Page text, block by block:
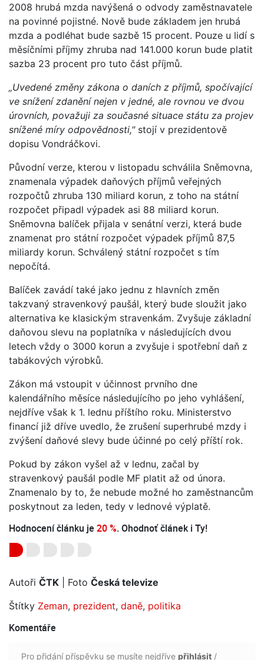
2008 hrubá mzda navýšená o odvody zaměstnavatele
na povinné pojistné. Nově bude základem jen hrubá
mzda a podléhat bude sazbě 15 procent. Pouze u lidí s
měsíčními příjmy zhruba nad 141.000 korun bude platit
sazba 23 procent pro tuto část příjmů.
„Uvedené změny zákona o daních z příjmů, spočívající
ve snížení zdanění nejen v jedné, ale rovnou ve dvou
úrovních, považuji za současné situace státu za projev
snížené míry odpovědnosti,"stojí v prezidentově
dopisu Vondráčkovi.
Původní verze, kterou v listopadu schválila Sněmovna,
znamenala výpadek daňových příjmů veřejných
rozpočtů zhruba 130 miliard korun, z toho na státní
rozpočet připadl výpadek asi 88 miliard korun.
Sněmovna balíček přijala v senátní verzi, která bude
znamenat pro státní rozpočet výpadek příjmů 87,5
miliardy korun. Schválený státní rozpočet s tím
nepočítá.
Balíček zavádí také jako jednu z hlavních změn
takzvaný stravenkový paušál, který bude sloužit jako
alternativa ke klasickým stravenkám. Zvyšuje základní
daňovou slevu na poplatníka v následujících dvou
letech vždy o 3000 korun a zvyšuje i spotřební daň z
tabákových výrobků.
Zákon má vstoupit v účinnost prvního dne
kalendářního měsíce následujícího po jeho vyhlášení,
nejdříve však k 1. lednu příštího roku. Ministerstvo
financí již dříve uvedlo, že zrušení superhrubé mzdy i
zvýšení daňové slevy bude účinné po celý příští rok.
Pokud by zákon vyšel až v lednu, začal by
stravenkový paušál podle MF platit až od února.
Znamenalo by to, že nebude možné ho zaměstnancům
poskytnout za leden, tedy v lednové výplatě.
Hodnocení článku je 20 %. Ohodnoť článek i Ty!
Autoři ČTK | Foto Česká televize
Štítky Zeman, prezident, daně, politika
Komentáře
Pro přidání příspěvku se musíte nejdříve přihlásit /